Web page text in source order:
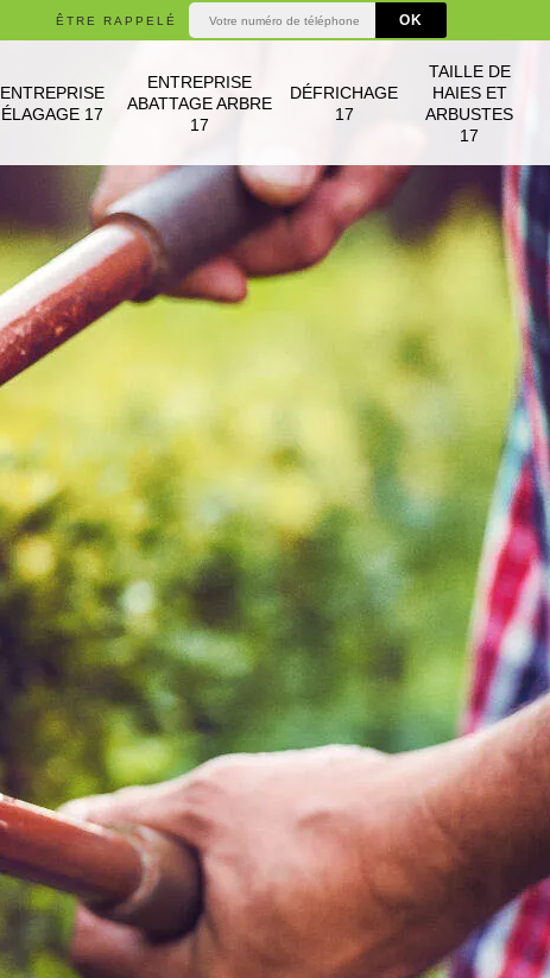
ÊTRE RAPPELÉ
ENTREPRISE
ÉLAGAGE 17
ENTREPRISE
ABATTAGE ARBRE
17
DÉFRICHAGE
17
TAILLE DE
HAIES ET
ARBUSTES
17